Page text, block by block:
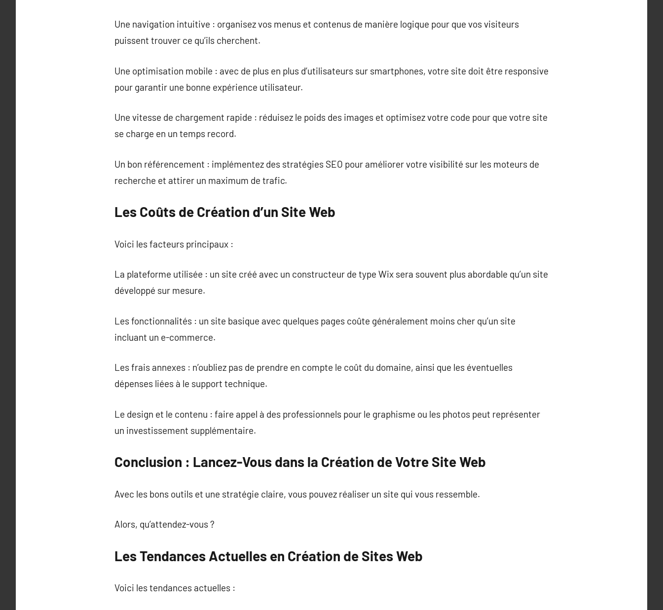
Une navigation intuitive : organisez vos menus et contenus de manière logique pour que vos visiteurs
puissent trouver ce qu’ils cherchent.
Une optimisation mobile : avec de plus en plus d’utilisateurs sur smartphones, votre site doit être responsive
pour garantir une bonne expérience utilisateur.
Une vitesse de chargement rapide : réduisez le poids des images et optimisez votre code pour que votre site
se charge en un temps record.
Un bon référencement : implémentez des stratégies SEO pour améliorer votre visibilité sur les moteurs de
recherche et attirer un maximum de trafic.
Les Coûts de Création d’un Site Web
Voici les facteurs principaux :
La plateforme utilisée : un site créé avec un constructeur de type Wix sera souvent plus abordable qu’un site
développé sur mesure.
Les fonctionnalités : un site basique avec quelques pages coûte généralement moins cher qu’un site
incluant un e-commerce.
Les frais annexes : n’oubliez pas de prendre en compte le coût du domaine, ainsi que les éventuelles
dépenses liées à le support technique.
Le design et le contenu : faire appel à des professionnels pour le graphisme ou les photos peut représenter
un investissement supplémentaire.
Conclusion : Lancez-Vous dans la Création de Votre Site Web
Avec les bons outils et une stratégie claire, vous pouvez réaliser un site qui vous ressemble.
Alors, qu’attendez-vous ?
Les Tendances Actuelles en Création de Sites Web
Voici les tendances actuelles :